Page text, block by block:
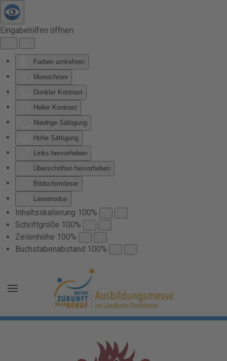
Eingabehilfen öffnen
Farben umkehren
Monochrom
Dunkler Kontrast
Heller Kontrast
Niedrige Sättigung
Hohe Sättigung
Links hervorheben
Überschriften hervorheben
Bildschirmleser
Lesemodus
Inhaltsskalierung 100%
Schriftgröße 100%
Zeilenhöhe 100%
Buchstabenabstand 100%
Zum Hauptinhalt springen